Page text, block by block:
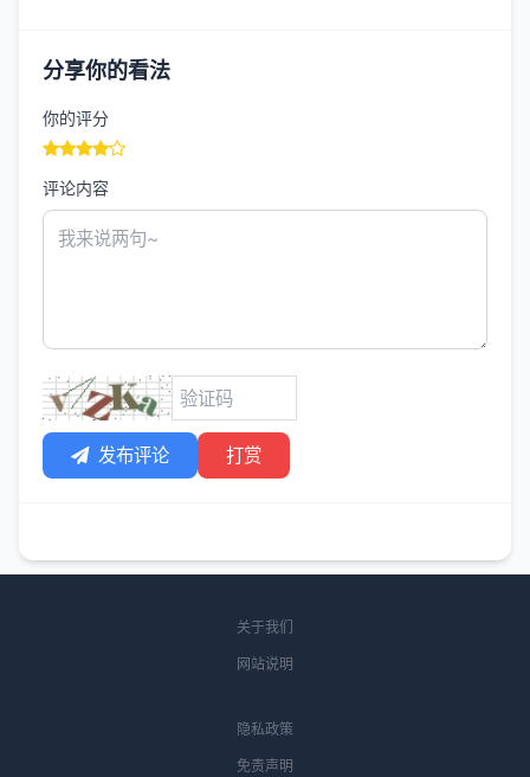
分享你的看法
你的评分
评论内容
发布评论 打赏
关于我们
网站说明
隐私政策
免责声明